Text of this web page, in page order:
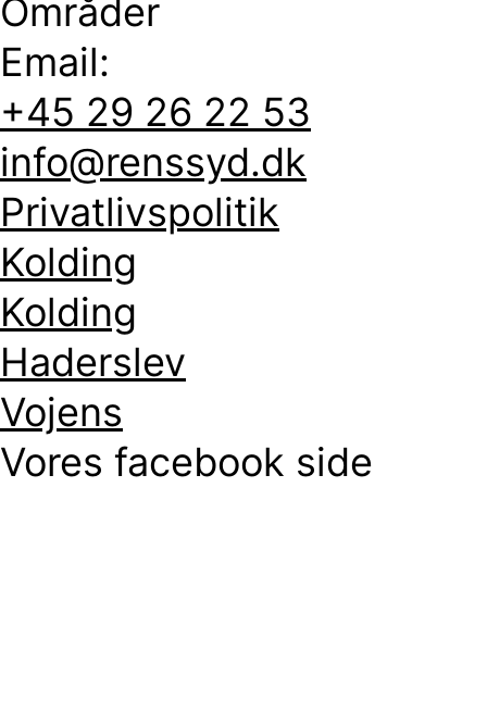
Områder
Email:
+45 29 26 22 53
info@renssyd.dk
Privatlivspolitik
Kolding
Kolding
Haderslev
Vojens
Vores facebook side